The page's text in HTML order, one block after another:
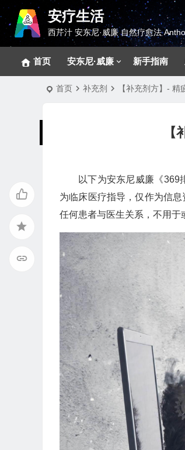
安疗生活
西芹汁 安东尼·威廉 自然疗愈法
首页 安东尼·威廉 新手指南
首页 补充剂 【补充剂方】-
以下为安东尼威廉《369
为临床医疗指导，仅作为信
任何患者与医生关系，不用于